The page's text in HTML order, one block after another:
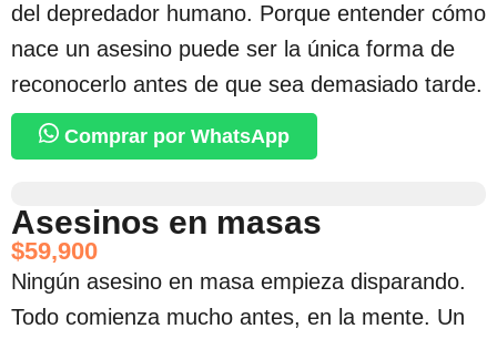
del depredador humano. Porque entender cómo
nace un asesino puede ser la única forma de
reconocerlo antes de que sea demasiado tarde.
Comprar por WhatsApp
Asesinos en masas
$59,900
Ningún asesino en masa empieza disparando.
Todo comienza mucho antes, en la mente. Un